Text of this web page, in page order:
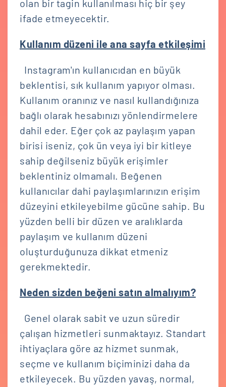
olan bir tagin kullanılması hiç bir şey
ifade etmeyecektir.
Kullanım düzeni ile ana sayfa etkileşimi
Instagram'ın kullanıcıdan en büyük
beklentisi, sık kullanım yapıyor olması.
Kullanım oranınız ve nasıl kullandığınıza
bağlı olarak hesabınızı yönlendirmelere
dahil eder. Eğer çok az paylaşım yapan
birisi iseniz, çok ün veya iyi bir kitleye
sahip değilseniz büyük erişimler
beklentiniz olmamalı. Beğenen
kullanıcılar dahi paylaşımlarınızın erişim
düzeyini etkileyebilme gücüne sahip. Bu
yüzden belli bir düzen ve aralıklarda
paylaşım ve kullanım düzeni
oluşturduğunuza dikkat etmeniz
gerekmektedir.
Neden sizden beğeni satın almalıyım?
Genel olarak sabit ve uzun süredir
çalışan hizmetleri sunmaktayız. Standart
ihtiyaçlara göre az hizmet sunmak,
seçme ve kullanım biçiminizi daha da
etkileyecek. Bu yüzden yavaş, normal,